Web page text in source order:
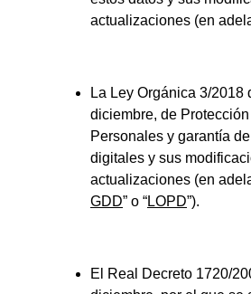
actualizaciones (en
La Ley Orgánica 3/2018
diciembre, de
Personales y garantía
digitales y sus
actualizaciones (en
GDD” o “LOPD”).
El Real Decreto 1720/